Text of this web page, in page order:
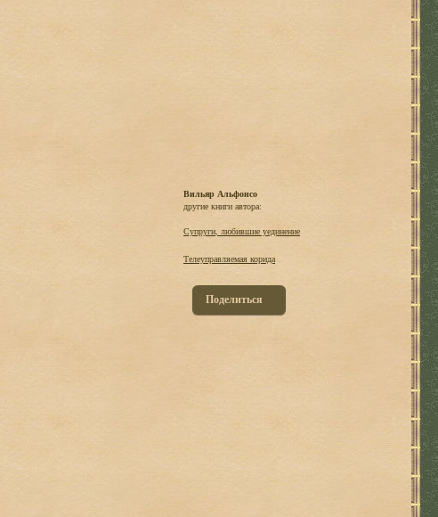
Вильяр Альфонсо
другие книги автора:
Супруги, любившие уединение
Телеуправляемая корида
Поделиться